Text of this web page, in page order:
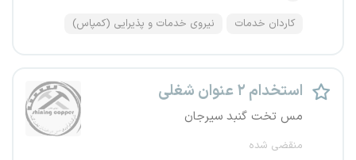
کاردان خدمات نیروی خدمات و پذیرایی (کمپاس)
استخدام ۲ عنوان شغلی
مس تخت گنبد سیرجان
منقضی شده